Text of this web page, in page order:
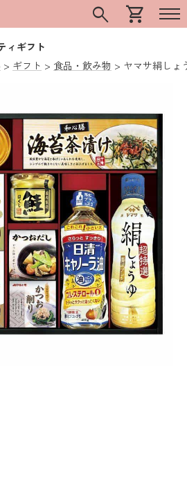
search shopping_cart
ィギフト
ギフト 食品・飲み物 ヤマサ絹しょ